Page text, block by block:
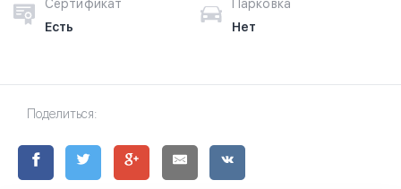
Сертификат
Есть
Парковка
Нет
Поделиться: